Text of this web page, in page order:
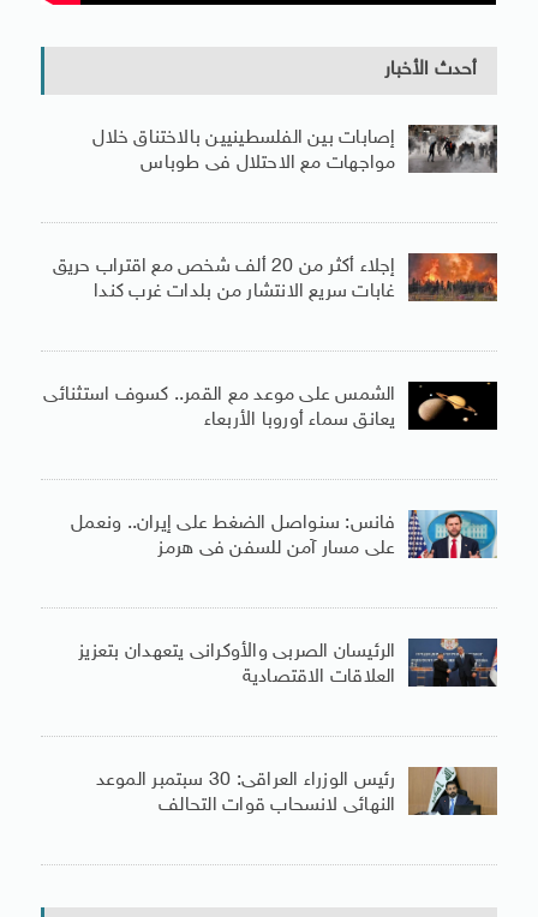
أحدث الأخبار
إصابات بين الفلسطينيين بالاختناق خلال
مواجهات مع الاحتلال فى طوباس
إجلاء أكثر من 20 ألف شخص مع اقتراب حريق
غابات سريع الانتشار من بلدات غرب كندا
الشمس على موعد مع القمر.. كسوف استثنائى
يعانق سماء أوروبا الأربعاء
فانس: سنواصل الضغط على إيران.. ونعمل
على مسار آمن للسفن فى هرمز
الرئيسان الصربى والأوكرانى يتعهدان بتعزيز
العلاقات الاقتصادية
رئيس الوزراء العراقى: 30 سبتمبر الموعد
النهائى لانسحاب قوات التحالف